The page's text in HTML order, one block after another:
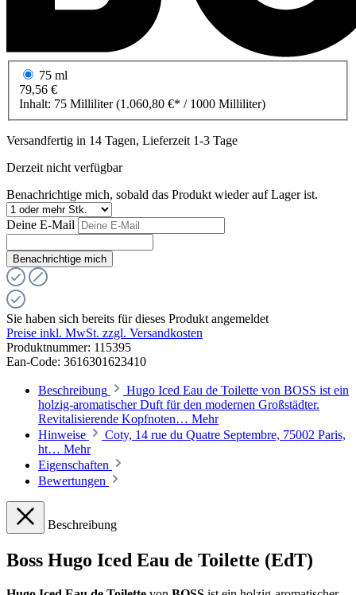
75 ml
79,56 €
Inhalt: 75 Milliliter(1.060,80 €* / 1000 Milliliter)
Versandfertig in 14 Tagen, Lieferzeit 1-3 Tage
Derzeit nicht verfügbar
Benachrichtige mich, sobald das Produkt wieder auf Lager ist.
Deine E-Mail
Benachrichtige mich
Sie haben sich bereits für dieses Produkt angemeldet
Preise inkl. MwSt. zzgl. Versandkosten
Produktnummer: 115395
Ean-Code: 3616301623410
Beschreibung
Hugo Iced Eau de Toilette von BOSS ist ein
holzig-aromatischer Duft für den modernen Großstädter.
Revitalisierende Kopfnoten… Mehr
Hinweise
Coty, 14 rue du Quatre Septembre, 75002 Paris,
ht… Mehr
Eigenschaften
Bewertungen
Beschreibung
Boss Hugo Iced Eau de Toilette (EdT)